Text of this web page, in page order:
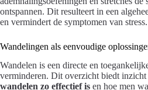
ontspannen. Dit resulteert in een
en vermindert de symptomen van stress.
Wandelingen als eenvoudige
Wandelen is een directe en
verminderen. Dit overzicht biedt inzicht
wandelen zo effectief is en hoe men